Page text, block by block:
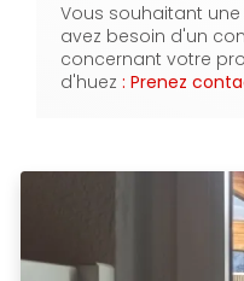
Vous souhaitant
avez besoin d'un
concernant votre
d'huez : Prenez